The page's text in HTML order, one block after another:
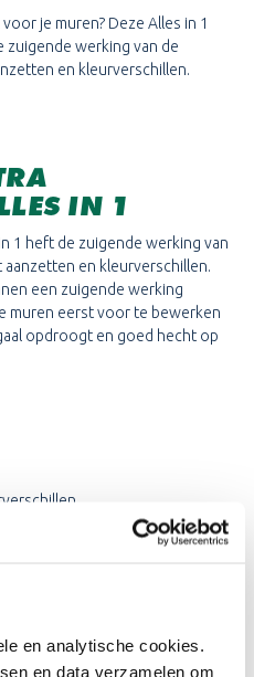
en analytische cookies.
en data verzamelen om
je muren? Deze Alles in 1
werking van de
en kleurverschillen.
IN 1
1 heft de zuigende werking van
en kleurverschillen.
een zuigende werking
muren eerst voor te bewerken
opdroogt en goed hecht op
vachtroller (zie onder in beeld)